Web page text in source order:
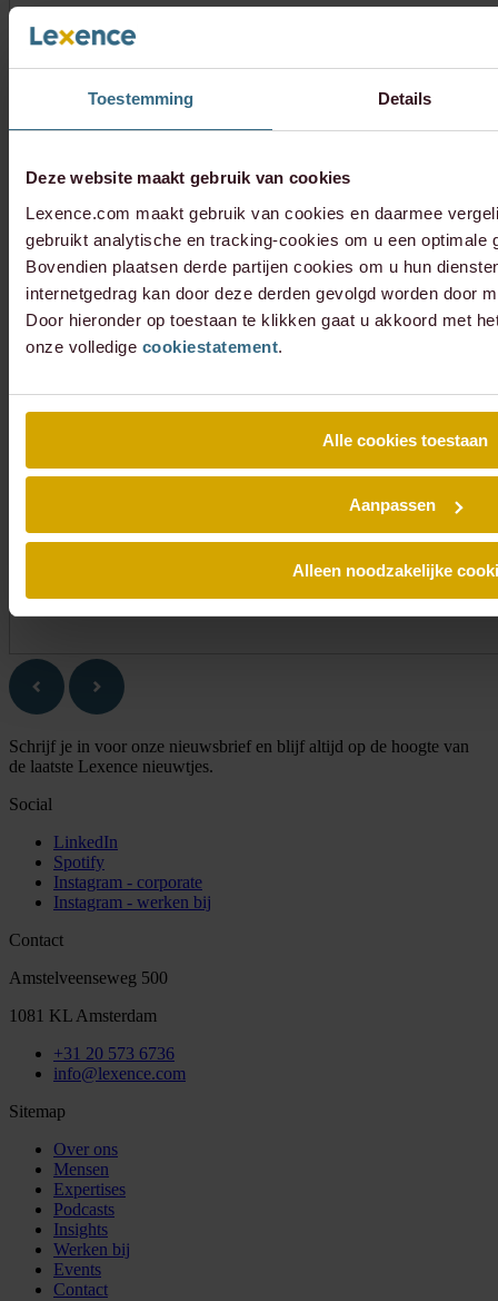
Toestemming Details
Deze website maakt gebruik van cookies
Lexence.com maakt gebruik van cookies en daarmee
gebruikt analytische en tracking-cookies om u een optimale
Bovendien plaatsen derde partijen cookies om u hun
internetgedrag kan door deze derden gevolgd worden door
Door hieronder op toestaan te klikken gaat u akkoord met
onze volledige cookiestatement.
Alle cookies toestaan
Aanpassen
Alleen noodzakelijke
Schrijf je in voor onze nieuwsbrief en blijf altijd op de hoogte van
de laatste Lexence nieuwtjes.
Social
LinkedIn
Spotify
Instagram - corporate
Instagram - werken bij
Contact
Amstelveenseweg 500
1081 KL Amsterdam
+31 20 573 6736
info@lexence.com
Sitemap
Over ons
Mensen
Expertises
Podcasts
Insights
Werken bij
Events
Contact